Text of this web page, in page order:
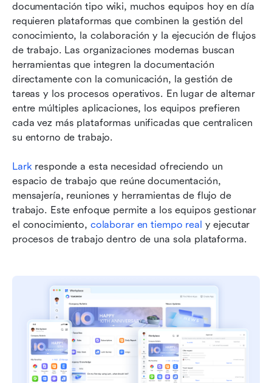
documentación tipo wiki, muchos equipos hoy en día
requieren plataformas que combinen la gestión del
conocimiento, la colaboración y la ejecución de flujos
de trabajo. Las organizaciones modernas buscan
herramientas que integren la documentación
directamente con la comunicación, la gestión de
tareas y los procesos operativos. En lugar de alternar
entre múltiples aplicaciones, los equipos prefieren
cada vez más plataformas unificadas que centralicen
su entorno de trabajo.
Lark responde a esta necesidad ofreciendo un
espacio de trabajo que reúne documentación,
mensajería, reuniones y herramientas de flujo de
trabajo. Este enfoque permite a los equipos gestionar
el conocimiento, colaborar en tiempo real y ejecutar
procesos de trabajo dentro de una sola plataforma.